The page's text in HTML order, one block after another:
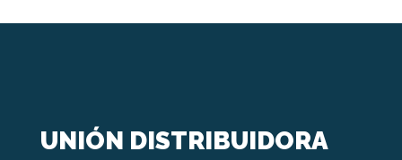
UNIÓN DISTRIBUIDORA